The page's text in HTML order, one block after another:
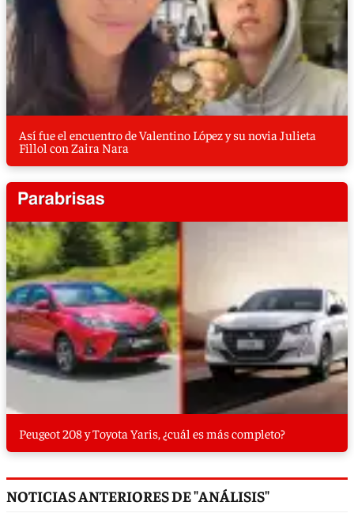
Así fue el encuentro de Valentino López y su novia Julieta
Fillol con Zaira Nara
Peugeot 208 y Toyota Yaris, ¿cuál es más completo?
NOTICIAS ANTERIORES DE "ANÁLISIS"